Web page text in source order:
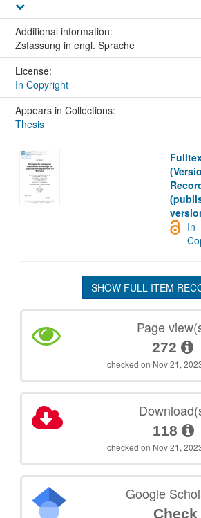
Additional information:
Zsfassung in engl. Sprache
License:
In Copyright
Appears in Collections:
Thesis
In
SHOW FULL ITEM
Page
272
checked on Nov 21,
118
checked on Nov 21,
Google
Check